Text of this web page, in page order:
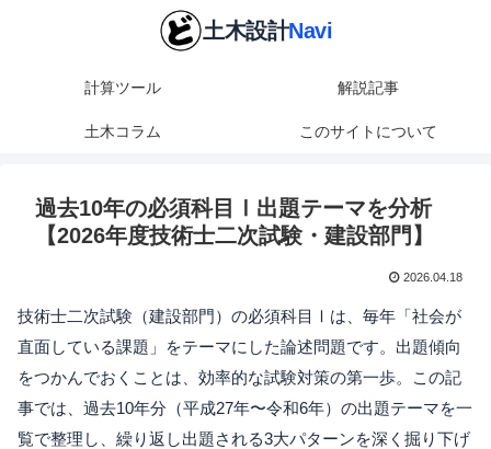
計算ツール 解説記事
土木コラム このサイトについて
過去10年の必須科目Ⅰ出題テーマを分析
【2026年度技術士二次試験・建設部門】
2026.04.18
技術士二次試験（建設部門）の必須科目Ⅰは、毎年「社会が
直面している課題」をテーマにした論述問題です。出題傾向
をつかんでおくことは、効率的な試験対策の第一歩。この記
事では、過去10年分（平成27年〜令和6年）の出題テーマを一
覧で整理し、繰り返し出題される3大パターンを深く掘り下げ